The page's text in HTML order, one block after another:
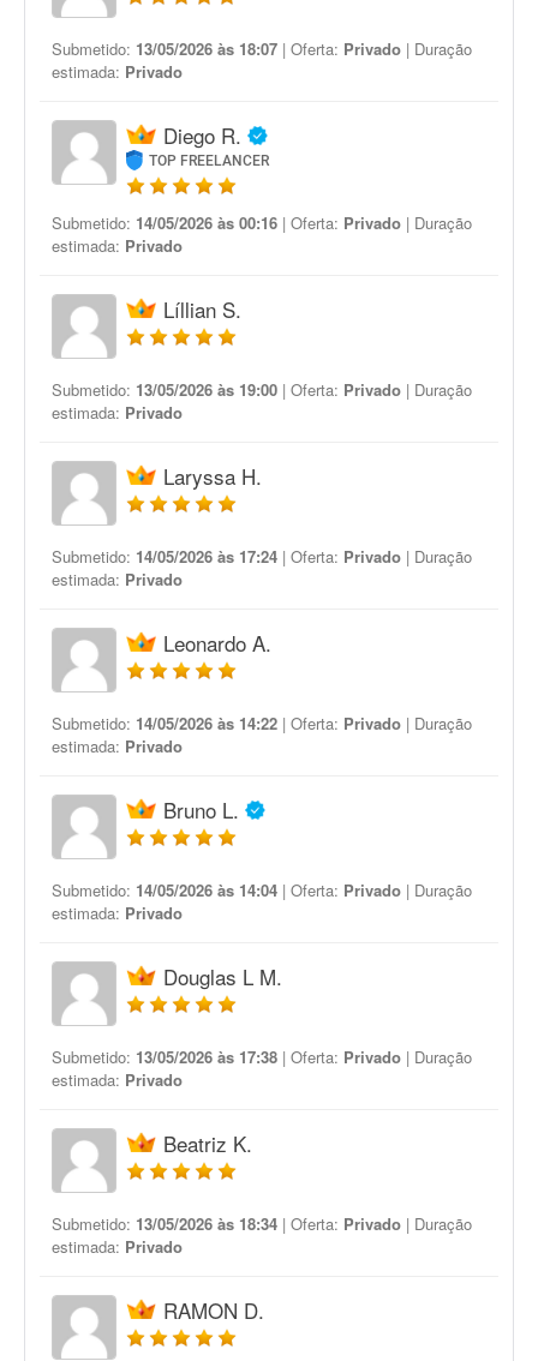
Submetido: 13/05/2026 às 18:07 | Oferta: Privado | Duração
estimada: Privado
Diego R.
TOP FREELANCER
Submetido: 14/05/2026 às 00:16 | Oferta: Privado | Duração
estimada: Privado
Líllian S.
Submetido: 13/05/2026 às 19:00 | Oferta: Privado | Duração
estimada: Privado
Laryssa H.
Submetido: 14/05/2026 às 17:24 | Oferta: Privado | Duração
estimada: Privado
Leonardo A.
Submetido: 14/05/2026 às 14:22 | Oferta: Privado | Duração
estimada: Privado
Bruno L.
Submetido: 14/05/2026 às 14:04 | Oferta: Privado | Duração
estimada: Privado
Douglas L M.
Submetido: 13/05/2026 às 17:38 | Oferta: Privado | Duração
estimada: Privado
Beatriz K.
Submetido: 13/05/2026 às 18:34 | Oferta: Privado | Duração
estimada: Privado
RAMON D.